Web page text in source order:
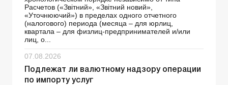
Расчетов («Звітний», «Звітний новий»,
«Уточнюючий») в пределах одного отчетного
(налогового) периода (месяца – для юрлиц,
квартала – для физлиц-предпринимателей и/или
лиц, о...
07.08.2026
Подлежат ли валютному надзору операции
по импорту услуг